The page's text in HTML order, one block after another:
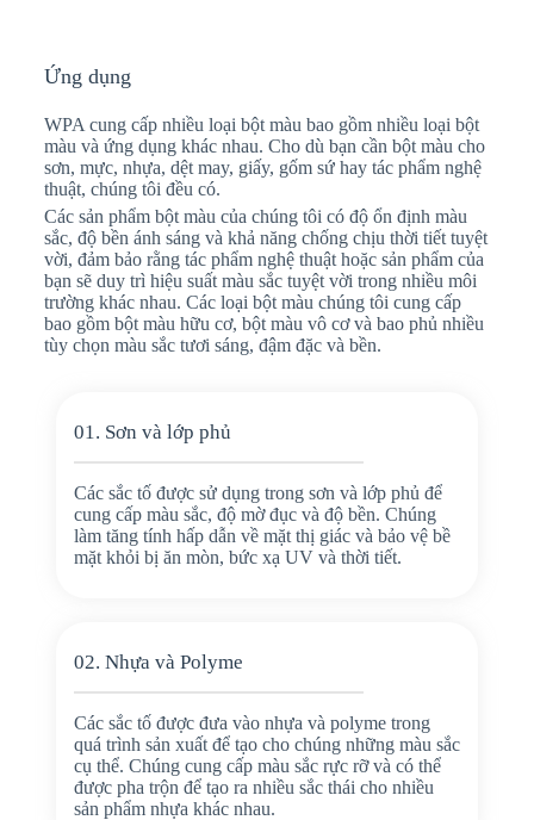
Ứng dụng
WPA cung cấp nhiều loại bột màu bao gồm nhiều loại bột
màu và ứng dụng khác nhau. Cho dù bạn cần bột màu cho
sơn, mực, nhựa, dệt may, giấy, gốm sứ hay tác phẩm nghệ
thuật, chúng tôi đều có.
Các sản phẩm bột màu của chúng tôi có độ ổn định màu
sắc, độ bền ánh sáng và khả năng chống chịu thời tiết tuyệt
vời, đảm bảo rằng tác phẩm nghệ thuật hoặc sản phẩm của
bạn sẽ duy trì hiệu suất màu sắc tuyệt vời trong nhiều môi
trường khác nhau. Các loại bột màu chúng tôi cung cấp
bao gồm bột màu hữu cơ, bột màu vô cơ và bao phủ nhiều
tùy chọn màu sắc tươi sáng, đậm đặc và bền.
01. Sơn và lớp phủ
Các sắc tố được sử dụng trong sơn và lớp phủ để
cung cấp màu sắc, độ mờ đục và độ bền. Chúng
làm tăng tính hấp dẫn về mặt thị giác và bảo vệ bề
mặt khỏi bị ăn mòn, bức xạ UV và thời tiết.
02. Nhựa và Polyme
Các sắc tố được đưa vào nhựa và polyme trong
quá trình sản xuất để tạo cho chúng những màu sắc
cụ thể. Chúng cung cấp màu sắc rực rỡ và có thể
được pha trộn để tạo ra nhiều sắc thái cho nhiều
sản phẩm nhựa khác nhau.